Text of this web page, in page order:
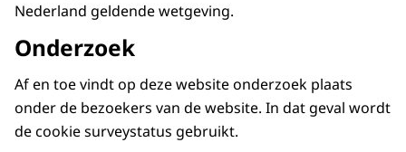
Nederland geldende wetgeving.
Onderzoek
Af en toe vindt op deze website onderzoek plaats
onder de bezoekers van de website. In dat geval wordt
de cookie surveystatus gebruikt.